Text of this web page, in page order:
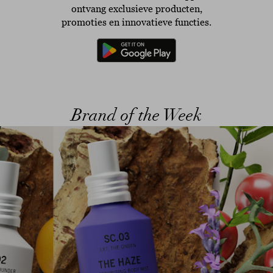
ontvang exclusieve producten,
promoties en innovatieve functies.
Brand of the Week